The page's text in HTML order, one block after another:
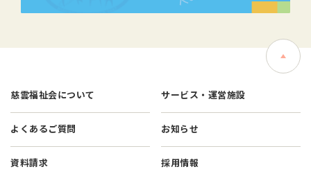
慈雲福祉会について サービス・運営施設
よくあるご質問 お知らせ
資料請求 採用情報